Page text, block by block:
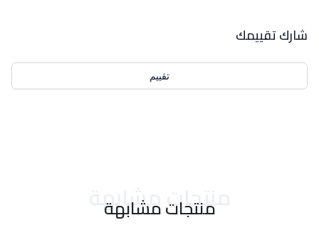
شارك تقييمك
تقييم
منتجات مشابهة
منتجات مشابهة